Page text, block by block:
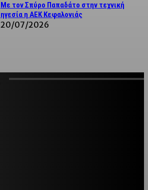
Με τον Σπύρο Παπαδάτο στην τεχνική
ηγεσία η ΑΕΚ Κεφαλονιάς
20/07/2026